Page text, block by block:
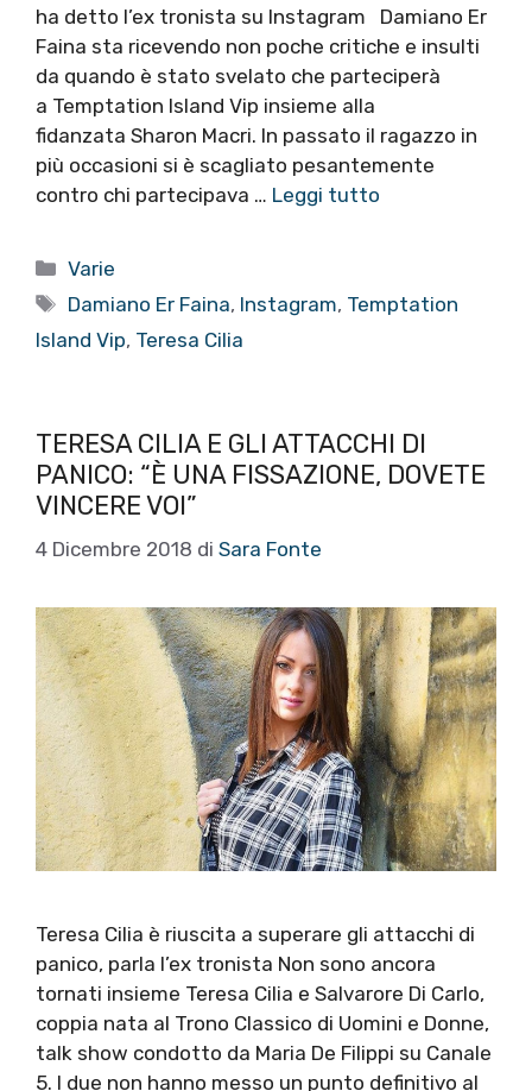
ha detto l’ex tronista su Instagram Damiano Er
Faina sta ricevendo non poche critiche e insulti
da quando è stato svelato che parteciperà
a Temptation Island Vip insieme alla
fidanzata Sharon Macri. In passato il ragazzo in
più occasioni si è scagliato pesantemente
contro chi partecipava … Leggi tutto
Categorie
Varie
Tag
Damiano Er Faina, Instagram, Temptation
Island Vip, Teresa Cilia
TERESA CILIA E GLI ATTACCHI DI
PANICO: “È UNA FISSAZIONE, DOVETE
VINCERE VOI”
4 Dicembre 2018 di Sara Fonte
Teresa Cilia è riuscita a superare gli attacchi di
panico, parla l’ex tronista Non sono ancora
tornati insieme Teresa Cilia e Salvarore Di Carlo,
coppia nata al Trono Classico di Uomini e Donne,
talk show condotto da Maria De Filippi su Canale
5. I due non hanno messo un punto definitivo al